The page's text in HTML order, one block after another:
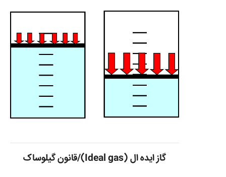
گاز ایده ال (Ideal gas)/قانون گیلوساک